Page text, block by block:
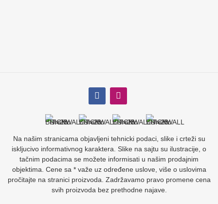
Na našim stranicama objavljeni tehnicki podaci, slike i crteži su
iskljucivo informativnog karaktera. Slike na sajtu su ilustracije, o
tačnim podacima se možete informisati u našim prodajnim
objektima. Cene sa * važe uz određene uslove, više o uslovima
pročitajte na stranici proizvoda. Zadržavamo pravo promene cena
svih proizvoda bez prethodne najave.